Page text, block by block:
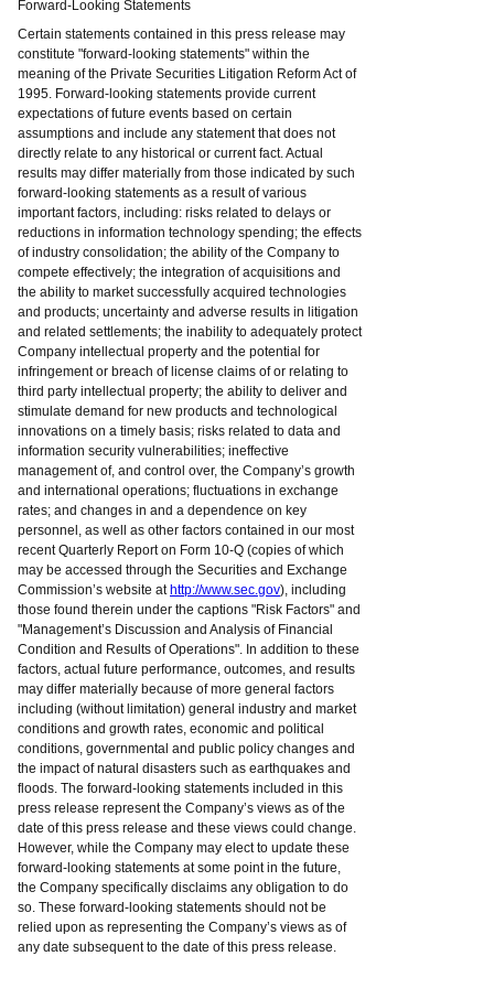
Forward-Looking Statements
Certain statements contained in this press release may
constitute "forward-looking statements" within the
meaning of the Private Securities Litigation Reform Act of
1995. Forward-looking statements provide current
expectations of future events based on certain
assumptions and include any statement that does not
directly relate to any historical or current fact. Actual
results may differ materially from those indicated by such
forward-looking statements as a result of various
important factors, including: risks related to delays or
reductions in information technology spending; the effects
of industry consolidation; the ability of the Company to
compete effectively; the integration of acquisitions and
the ability to market successfully acquired technologies
and products; uncertainty and adverse results in litigation
and related settlements; the inability to adequately protect
Company intellectual property and the potential for
infringement or breach of license claims of or relating to
third party intellectual property; the ability to deliver and
stimulate demand for new products and technological
innovations on a timely basis; risks related to data and
information security vulnerabilities; ineffective
management of, and control over, the Company’s growth
and international operations; fluctuations in exchange
rates; and changes in and a dependence on key
personnel, as well as other factors contained in our most
recent Quarterly Report on Form 10-Q (copies of which
may be accessed through the Securities and Exchange
Commission’s website at http://www.sec.gov), including
those found therein under the captions "Risk Factors" and
"Management’s Discussion and Analysis of Financial
Condition and Results of Operations". In addition to these
factors, actual future performance, outcomes, and results
may differ materially because of more general factors
including (without limitation) general industry and market
conditions and growth rates, economic and political
conditions, governmental and public policy changes and
the impact of natural disasters such as earthquakes and
floods. The forward-looking statements included in this
press release represent the Company’s views as of the
date of this press release and these views could change.
However, while the Company may elect to update these
forward-looking statements at some point in the future,
the Company specifically disclaims any obligation to do
so. These forward-looking statements should not be
relied upon as representing the Company’s views as of
any date subsequent to the date of this press release.